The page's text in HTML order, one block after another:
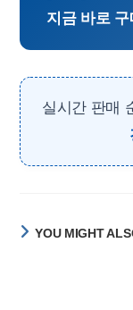
지금 바로
실시간 판매
YOU MIGHT